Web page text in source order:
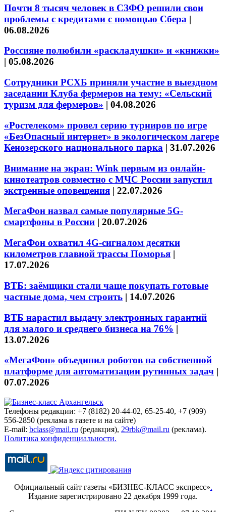
Почти 8 тысяч человек в СЗФО решили свои
проблемы с кредитами с помощью Сбера |
06.08.2026
Россияне полюбили «раскладушки» и «книжки»
| 05.08.2026
Сотрудники РСХБ приняли участие в выездном
заседании Клуба фермеров на тему: «Сельский
туризм для фермеров» | 04.08.2026
«Ростелеком» провел серию турниров по игре
«БезОпасный интернет» в экологическом лагере
Кенозерского национального парка | 31.07.2026
Внимание на экран: Wink первым из онлайн-
кинотеатров совместно с МЧС России запустил
экстренные оповещения | 22.07.2026
МегаФон назвал самые популярные 5G-
смартфоны в России | 20.07.2026
МегаФон охватил 4G-сигналом десятки
километров главной трассы Поморья |
17.07.2026
ВТБ: заёмщики стали чаще покупать готовые
частные дома, чем строить | 14.07.2026
ВТБ нарастил выдачу электронных гарантий
для малого и среднего бизнеса на 76% |
13.07.2026
«МегаФон» объединил роботов на собственной
платформе для автоматизации рутинных задач |
07.07.2026
Телефоны редакции: +7 (8182) 20-44-02, 65-25-40, +7 (909)
556-2850 (реклама в газете и на сайте)
E-mail: bclass@mail.ru (редакция), 29rbk@mail.ru (реклама).
Политика конфиденциальности.
Официальный сайт газеты «БИЗНЕС-КЛАСС экспресс».
Издание зарегистрировано 22 декабря 1999 года.